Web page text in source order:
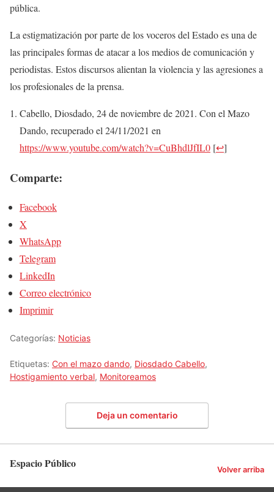
pública.
La estigmatización por parte de los voceros del Estado es una de
las principales formas de atacar a los medios de comunicación y
periodistas. Estos discursos alientan la violencia y las agresiones a
los profesionales de la prensa.
Cabello, Diosdado, 24 de noviembre de 2021. Con el Mazo
Dando, recuperado el 24/11/2021 en
https://www.youtube.com/watch?v=CuBhdlJfIL0 [↩]
Comparte:
Facebook
X
WhatsApp
Telegram
LinkedIn
Correo electrónico
Imprimir
Categorías: Noticias
Etiquetas: Con el mazo dando, Diosdado Cabello,
Hostigamiento verbal, Monitoreamos
Deja un comentario
Espacio Público Volver arriba